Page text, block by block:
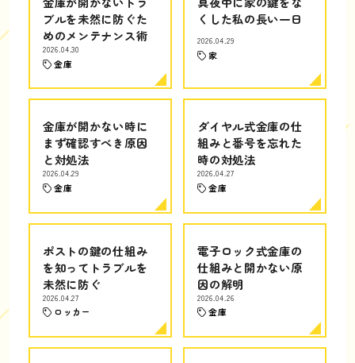
ブルを未然に防ぐた
めのメンテナンス術
2026.04.30
金庫
くした私の長い一日
2026.04.29
家
金庫が開かない時に
まず確認すべき原因
と対処法
2026.04.29
金庫
ダイヤル式金庫の仕
組みと番号を忘れた
時の対処法
2026.04.27
金庫
ポストの鍵の仕組み
を知ってトラブルを
未然に防ぐ
2026.04.27
ロッカー
電子ロック式金庫の
仕組みと開かない原
因の解明
2026.04.26
金庫